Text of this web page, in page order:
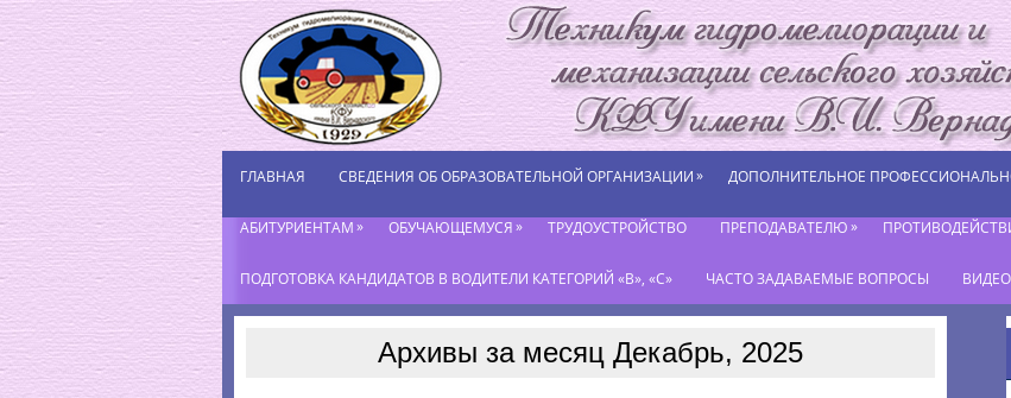
ГЛАВНАЯ СВЕДЕНИЯ ОБ ОБРАЗОВАТЕЛЬНОЙ ОРГАНИЗАЦИИ» ДОПОЛНИТЕЛЬНОЕ
АБИТУРИЕНТАМ» ОБУЧАЮЩЕМУСЯ» ТРУДОУСТРОЙСТВО ПРЕПОДАВАТЕЛЮ»
ПОДГОТОВКА КАНДИДАТОВ В ВОДИТЕЛИ КАТЕГОРИЙ «В», «С» ЧАСТО ЗАДАВАЕМЫЕ ВОПРОСЫ
Архивы за месяц Декабрь, 2025